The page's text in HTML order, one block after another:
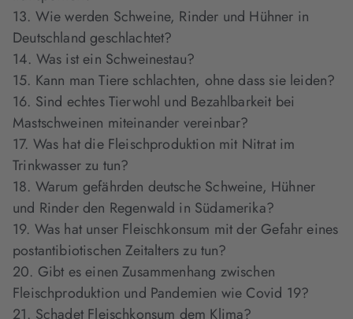
13. Wie werden Schweine, Rinder und Hühner in
Deutschland geschlachtet?
14. Was ist ein Schweinestau?
15. Kann man Tiere schlachten, ohne dass sie leiden?
16. Sind echtes Tierwohl und Bezahlbarkeit bei
Mastschweinen miteinander vereinbar?
17. Was hat die Fleischproduktion mit Nitrat im
Trinkwasser zu tun?
18. Warum gefährden deutsche Schweine, Hühner
und Rinder den Regenwald in Südamerika?
19. Was hat unser Fleischkonsum mit der Gefahr eines
postantibiotischen Zeitalters zu tun?
20. Gibt es einen Zusammenhang zwischen
Fleischproduktion und Pandemien wie Covid 19?
21. Schadet Fleischkonsum dem Klima?